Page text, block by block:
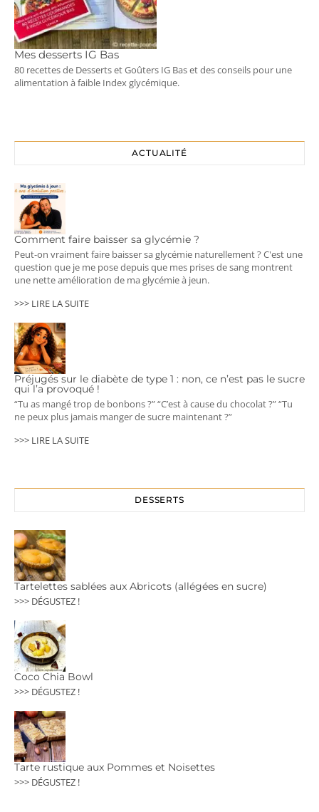
Mes desserts IG Bas
80 recettes de Desserts et Goûters IG Bas et des conseils pour une
alimentation à faible Index glycémique.
ACTUALITÉ
Comment faire baisser sa glycémie ?
Peut-on vraiment faire baisser sa glycémie naturellement ? C'est une
question que je me pose depuis que mes prises de sang montrent
une nette amélioration de ma glycémie à jeun.
>>> LIRE LA SUITE
Préjugés sur le diabète de type 1 : non, ce n’est pas le sucre
qui l’a provoqué !
“Tu as mangé trop de bonbons ?” “C’est à cause du chocolat ?” “Tu
ne peux plus jamais manger de sucre maintenant ?”
>>> LIRE LA SUITE
DESSERTS
Tartelettes sablées aux Abricots (allégées en sucre)
>>> DÉGUSTEZ !
Coco Chia Bowl
>>> DÉGUSTEZ !
Tarte rustique aux Pommes et Noisettes
>>> DÉGUSTEZ !